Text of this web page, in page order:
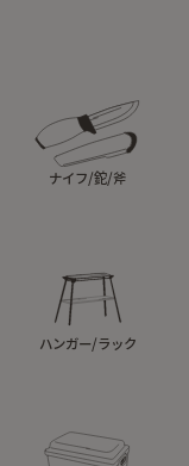
ナイフ/鉈/斧
ハンガー/ラック